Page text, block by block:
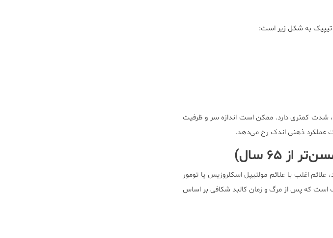
تیپیک به شکل زیر است:
شدت کمتری دارد. ممکن است اندازه سر و ظرفیت
عملکرد ذهنی اندک رخ می‌دهد.
۶۵ سال)
اغلب با علائم مولتیپل اسکلروزیس یا تومور
است که پس از مرگ و زمان کالبد شکافی بر اساس